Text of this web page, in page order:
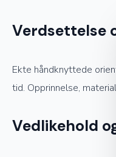
Verdsettelse
Ekte håndknyttede
tid. Opprinnelse,
Vedlikehold